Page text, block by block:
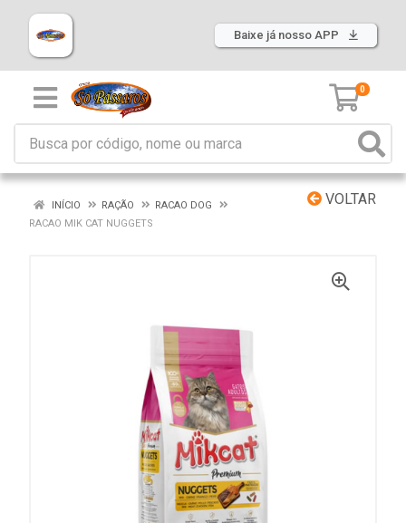
Baixe já nosso APP
0
VOLTAR
INÍCIO RAÇÃO
RACAO DOG
RACAO MIK CAT NUGGETS